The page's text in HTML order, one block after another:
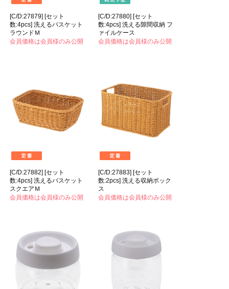
[C/D:27879] [セット
数:4pcs] 洗えるバスケット
ラウンドＭ
会員価格は会員様のみ公開
[C/D:27880] [セット
数:4pcs] 洗える隙間収納 フ
ァイルケース
会員価格は会員様のみ公開
[C/D:27882] [セット
数:4pcs] 洗えるバスケット
スクエアＭ
会員価格は会員様のみ公開
[C/D:27883] [セット
数:2pcs] 洗える収納ボック
ス
会員価格は会員様のみ公開